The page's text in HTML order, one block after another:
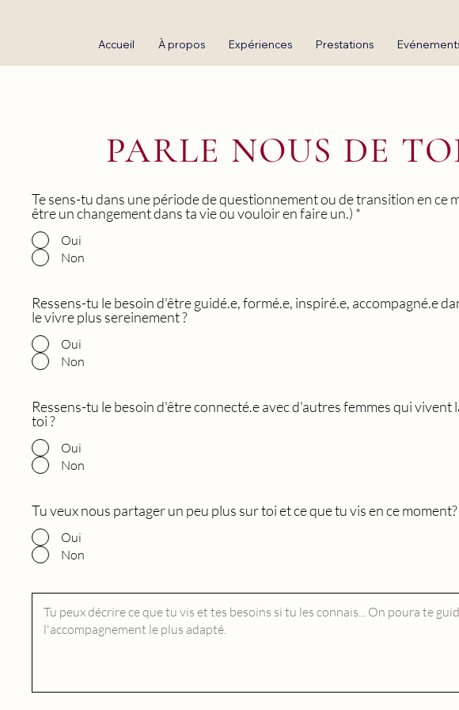
Accueil À propos Expériences Prestations
PARLE NOUS DE
Te sens-tu dans une période de questionnement ou de transition en ce
être un changement dans ta vie ou vouloir en faire un.) *
Oui
Non
Ressens-tu le besoin d'être guidé.e, formé.e, inspiré.e, accompagné.e
le vivre plus sereinement ?
Oui
Non
Ressens-tu le besoin d'être connecté.e avec d'autres femmes qui vivent
toi ?
Oui
Non
Tu veux nous partager un peu plus sur toi et ce que tu vis en ce moment?
Oui
Non